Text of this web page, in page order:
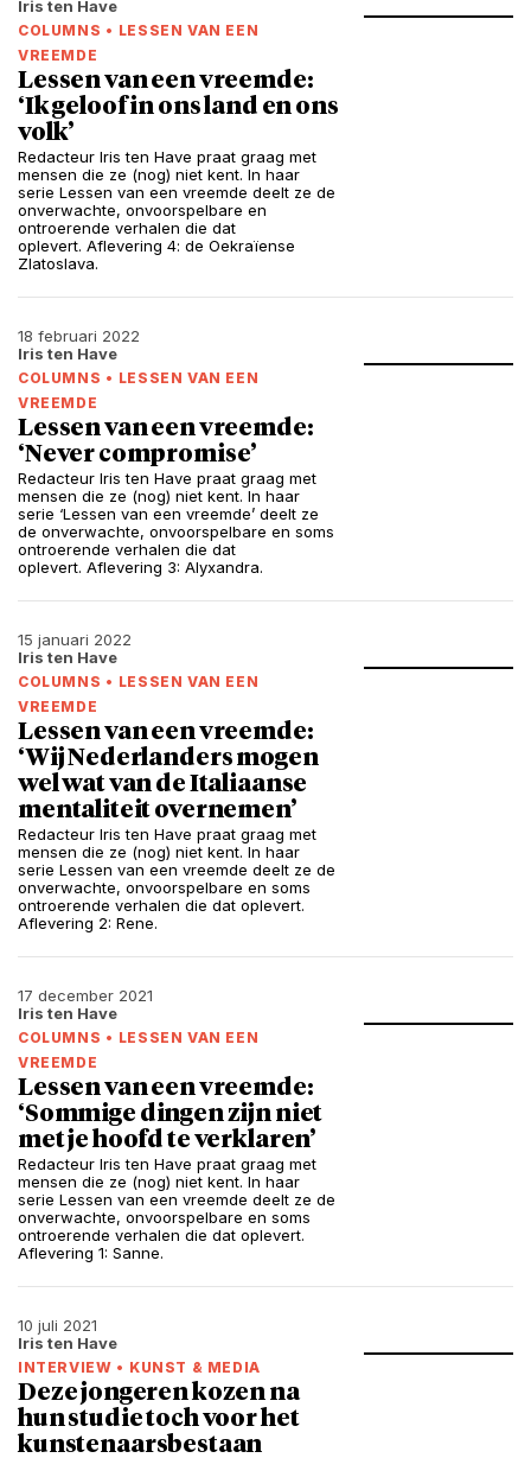
Iris ten Have
COLUMNS • LESSEN VAN EEN
VREEMDE
Lessen van een vreemde:
‘Ik geloof in ons land en ons
volk’
Redacteur Iris ten Have praat graag met
mensen die ze (nog) niet kent. In haar
serie Lessen van een vreemde deelt ze de
onverwachte, onvoorspelbare en
ontroerende verhalen die dat
oplevert. Aflevering 4: de Oekraïense
Zlatoslava.
18 februari 2022
Iris ten Have
COLUMNS • LESSEN VAN EEN
VREEMDE
Lessen van een vreemde:
‘Never compromise’
Redacteur Iris ten Have praat graag met
mensen die ze (nog) niet kent. In haar
serie ‘Lessen van een vreemde’ deelt ze
de onverwachte, onvoorspelbare en soms
ontroerende verhalen die dat
oplevert. Aflevering 3: Alyxandra.
15 januari 2022
Iris ten Have
COLUMNS • LESSEN VAN EEN
VREEMDE
Lessen van een vreemde:
‘Wij Nederlanders mogen
wel wat van de Italiaanse
mentaliteit overnemen’
Redacteur Iris ten Have praat graag met
mensen die ze (nog) niet kent. In haar
serie Lessen van een vreemde deelt ze de
onverwachte, onvoorspelbare en soms
ontroerende verhalen die dat oplevert.
Aflevering 2: Rene.
17 december 2021
Iris ten Have
COLUMNS • LESSEN VAN EEN
VREEMDE
Lessen van een vreemde:
‘Sommige dingen zijn niet
met je hoofd te verklaren’
Redacteur Iris ten Have praat graag met
mensen die ze (nog) niet kent. In haar
serie Lessen van een vreemde deelt ze de
onverwachte, onvoorspelbare en soms
ontroerende verhalen die dat oplevert.
Aflevering 1: Sanne.
10 juli 2021
Iris ten Have
INTERVIEW • KUNST & MEDIA
Deze jongeren kozen na
hun studie toch voor het
kunstenaarsbestaan